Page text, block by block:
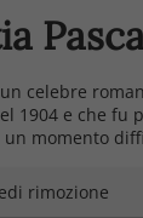
celebre
1904 e che fu
momento
rimozione